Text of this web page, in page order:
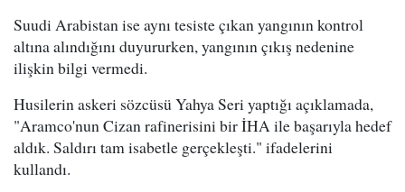
Suudi Arabistan ise aynı tesiste çıkan yangının kontrol
altına alındığını duyururken, yangının çıkış nedenine
ilişkin bilgi vermedi.
Husilerin askeri sözcüsü Yahya Seri yaptığı açıklamada,
"Aramco'nun Cizan rafinerisini bir İHA ile başarıyla hedef
aldık. Saldırı tam isabetle gerçekleşti." ifadelerini
kullandı.